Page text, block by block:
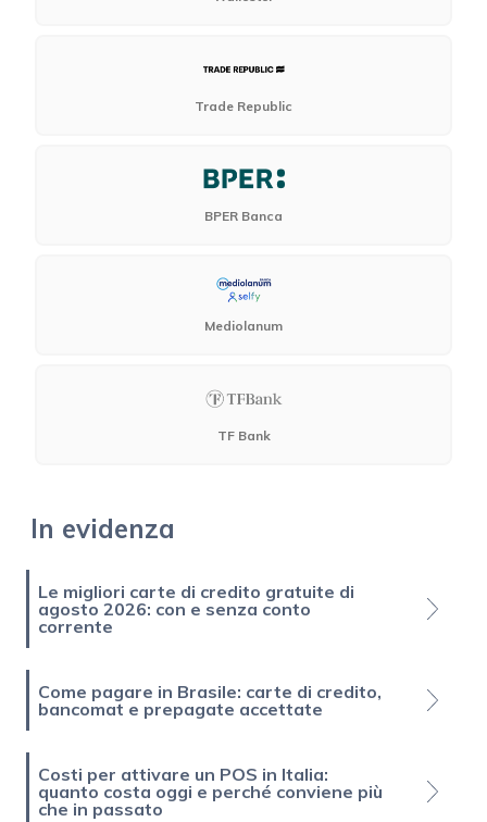
Trade Republic
BPER Banca
Mediolanum
TF Bank
In evidenza
Le migliori carte di credito gratuite di
agosto 2026: con e senza conto
corrente
Come pagare in Brasile: carte di credito,
bancomat e prepagate accettate
Costi per attivare un POS in Italia:
quanto costa oggi e perché conviene più
che in passato